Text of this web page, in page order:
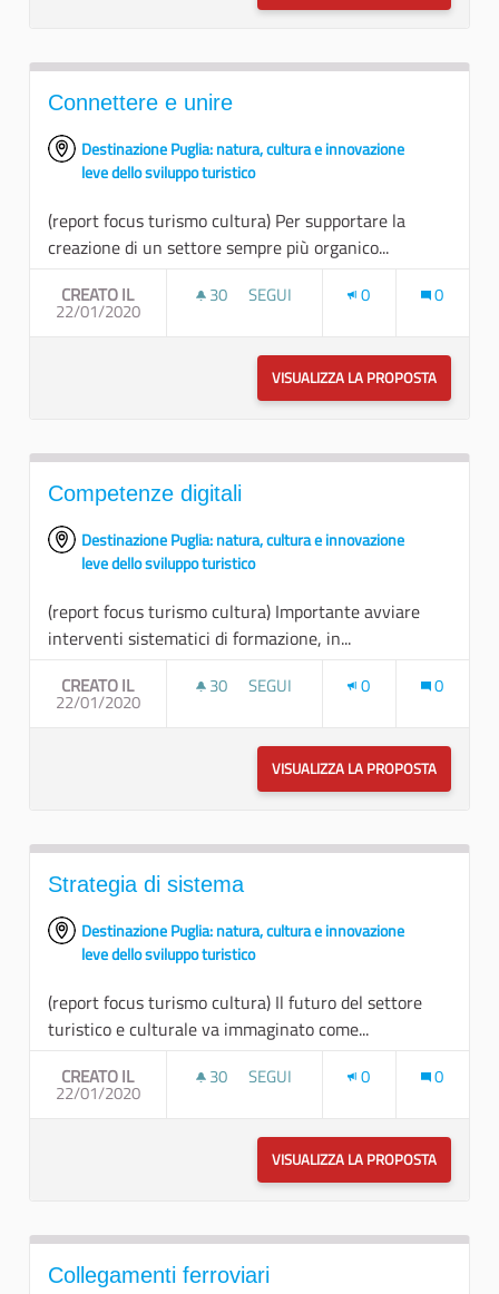
Connettere e unire
Destinazione Puglia: natura, cultura e innovazione
leve dello sviluppo turistico
(report focus turismo cultura) Per supportare la
creazione di un settore sempre più organico...
CREATO IL
22/01/2020
30 30 SOSTENITORI
SEGUI 0 0
VISUALIZZA LA PROPOSTA
Competenze digitali
Destinazione Puglia: natura, cultura e innovazione
leve dello sviluppo turistico
(report focus turismo cultura) Importante avviare
interventi sistematici di formazione, in...
CREATO IL
22/01/2020
30 30 SOSTENITORI
SEGUI 0 0
VISUALIZZA LA PROPOSTA
Strategia di sistema
Destinazione Puglia: natura, cultura e innovazione
leve dello sviluppo turistico
(report focus turismo cultura) Il futuro del settore
turistico e culturale va immaginato come...
CREATO IL
22/01/2020
30 30 SOSTENITORI
SEGUI 0 0
VISUALIZZA LA PROPOSTA
Collegamenti ferroviari